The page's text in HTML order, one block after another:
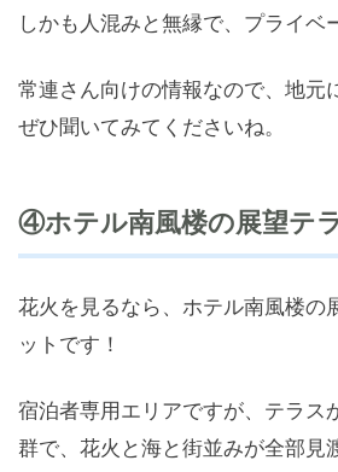
しかも人混みと無縁で、プライベ
常連さん向けの情報なので、地元
ぜひ聞いてみてくださいね。
④ホテル南風楼の展望テ
花火を見るなら、ホテル南風楼の
ットです！
宿泊者専用エリアですが、テラス
群で、花火と海と街並みが全部見